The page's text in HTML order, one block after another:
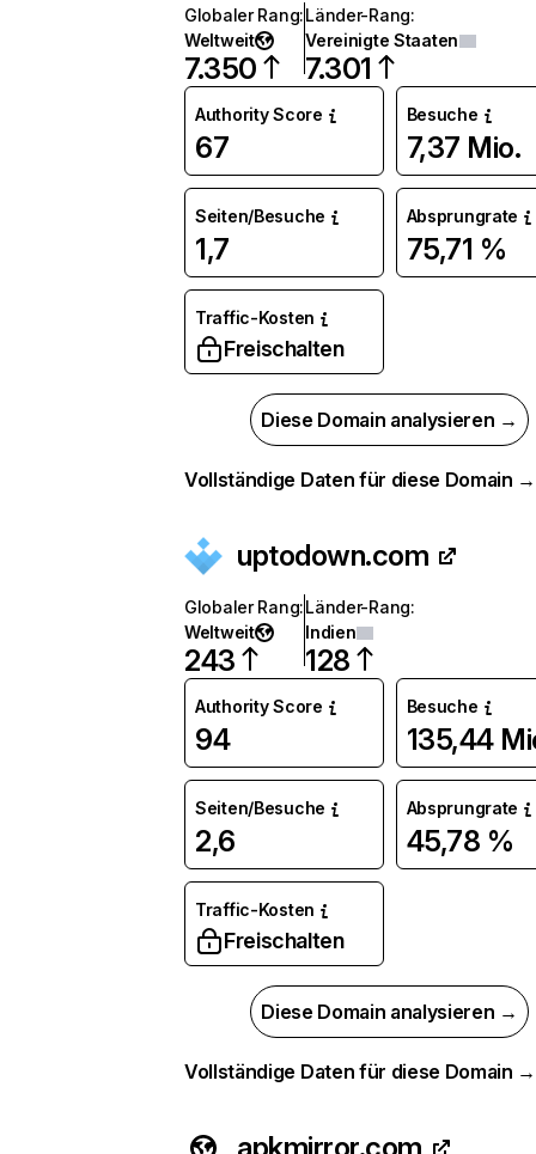
Globaler Rang:
Weltweit
7.350
Länder-Rang:
Vereinigte Staaten
7.301
Authority Score
67
Besuche
7,37 Mio.
Seiten/Besuche
1,7
Absprungrate
75,71 %
Traffic-Kosten
Freischalten
Diese Domain analysieren →
Vollständige Daten für diese Domain →
uptodown.com
Globaler Rang:
Weltweit
243
Länder-Rang:
Indien
128
Authority Score
94
Besuche
135,44
Seiten/Besuche
2,6
Absprungrate
45,78 %
Traffic-Kosten
Freischalten
Diese Domain analysieren →
Vollständige Daten für diese Domain →